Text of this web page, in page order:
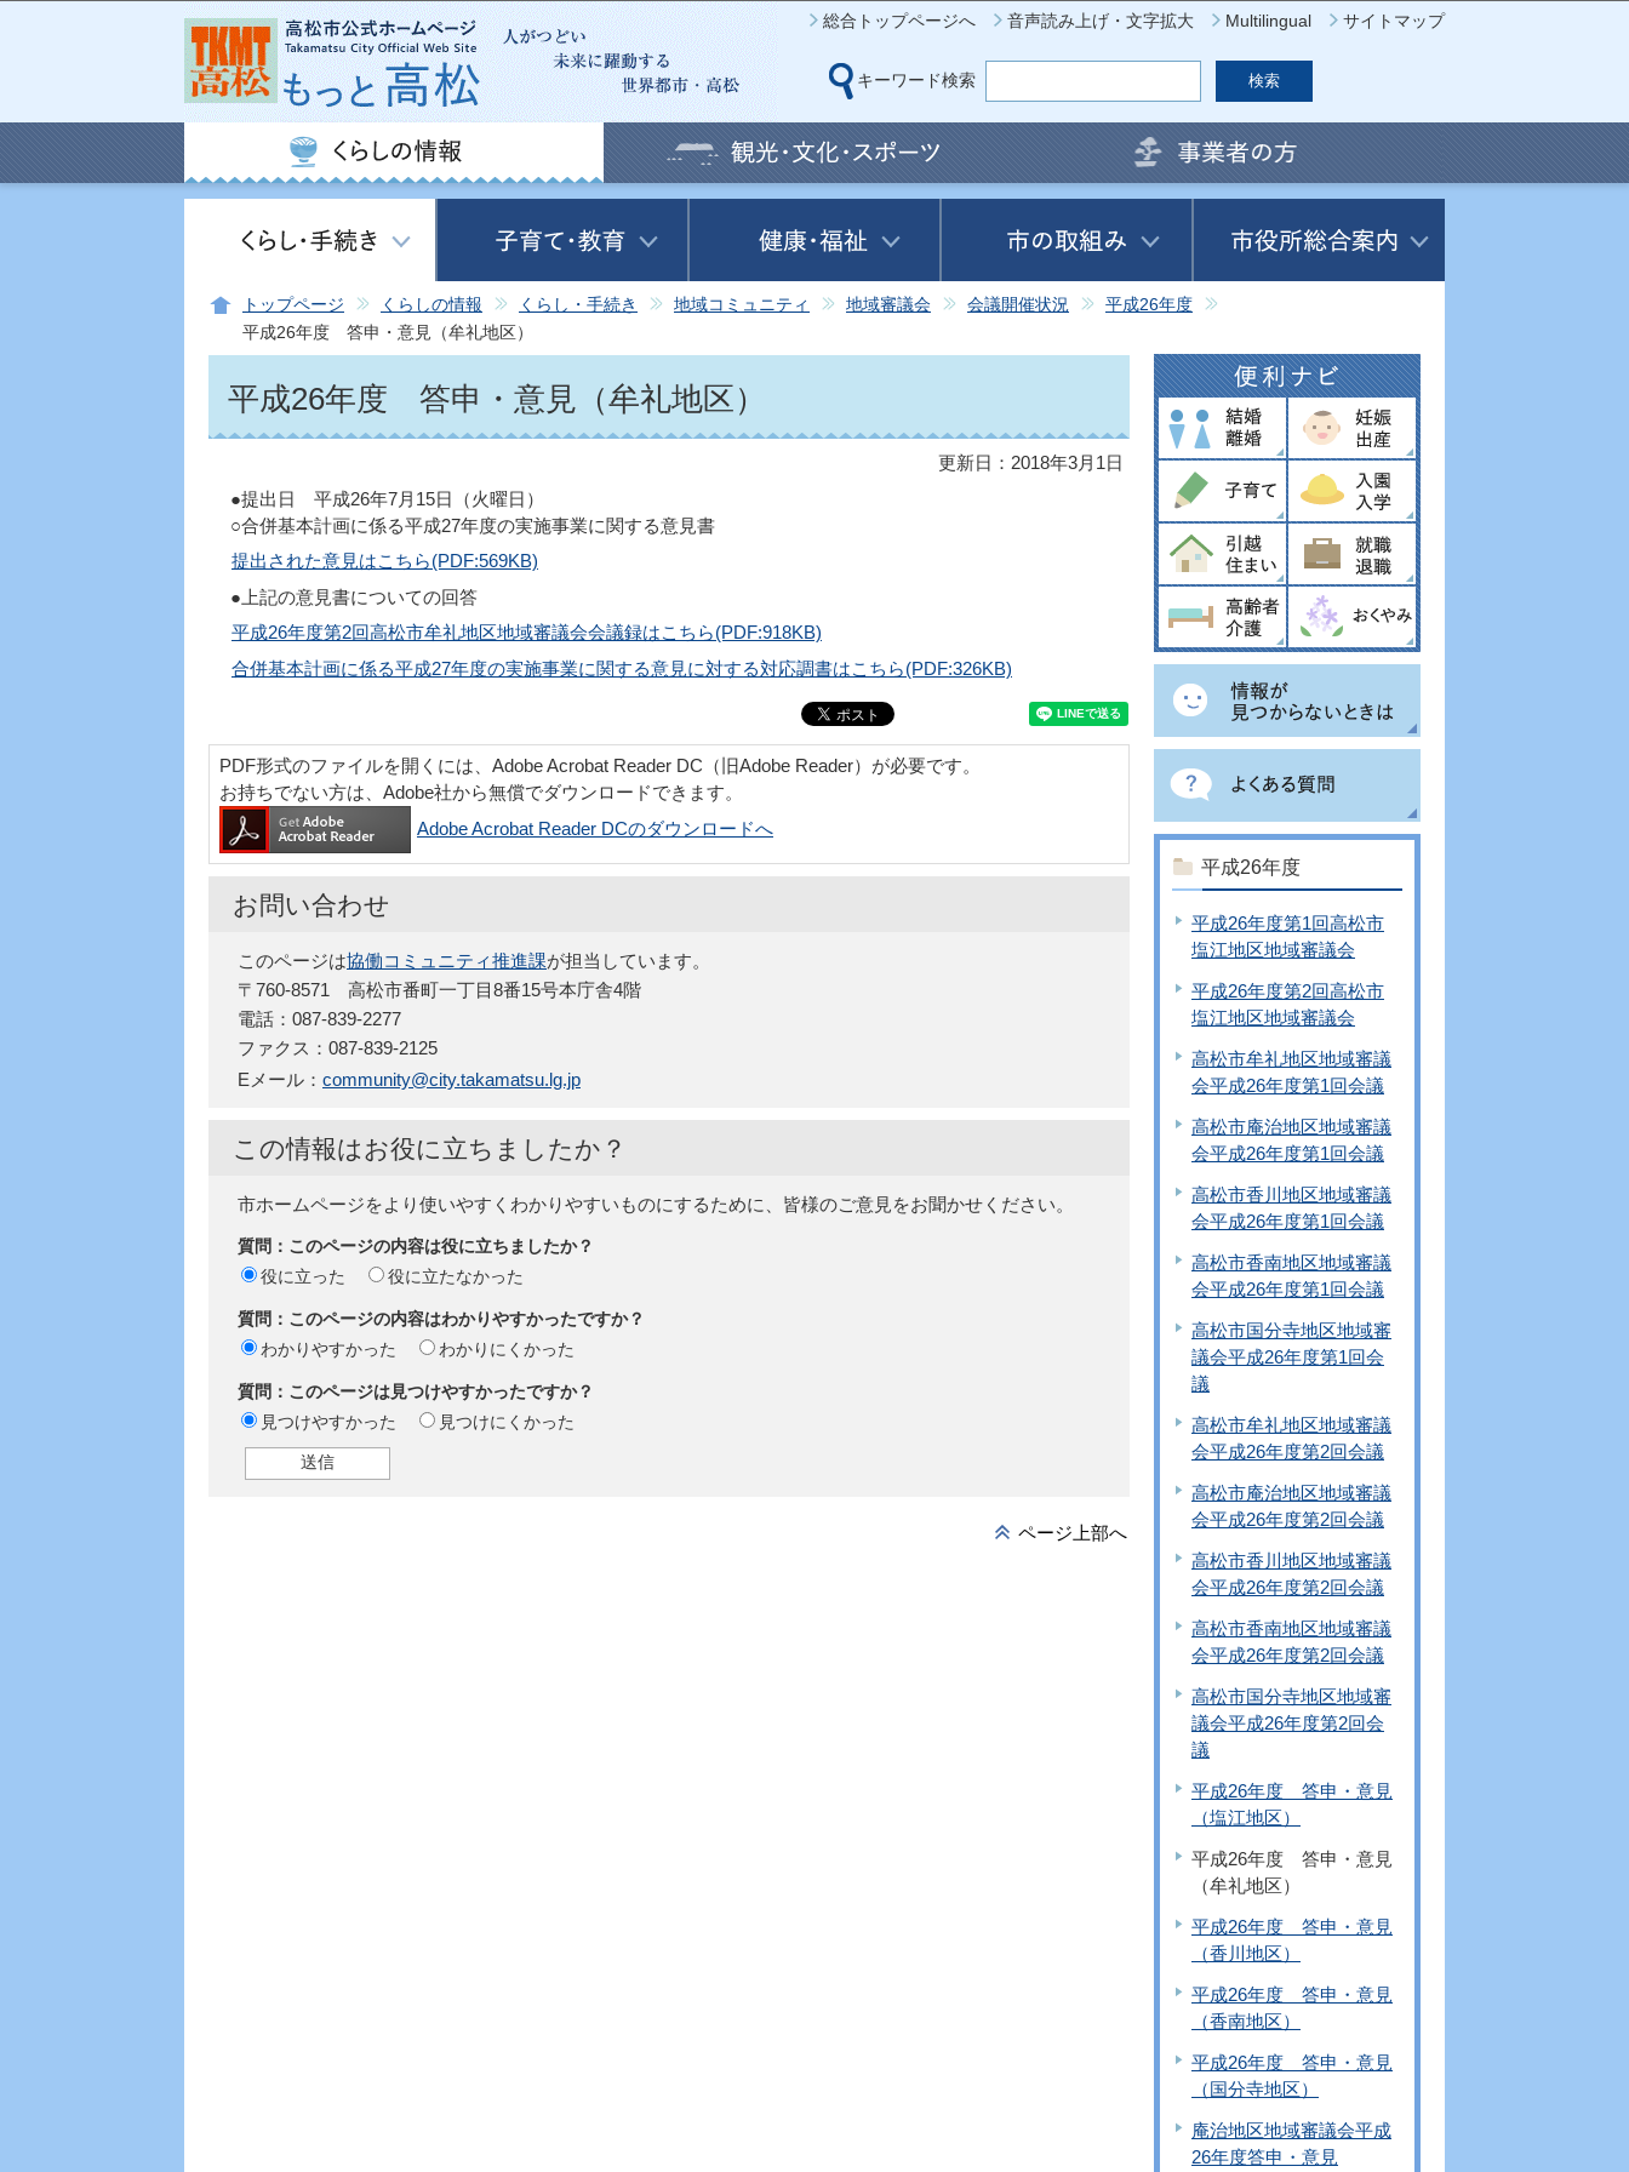
このページの本文へ移動
総合トップページへ 音声読み上げ・文字拡大 Multilingual サイトマップ
キーワード検索
トップページ くらしの情報 くらし・手続き 地域コミュニティ 地域審議会 会議開催状況
平成26年度
平成26年度 答申・意見（牟礼地区）
平成26年度 答申・意見（牟礼地区）
更新日：2018年3月1日
●提出日 平成26年7月15日（火曜日）
○合併基本計画に係る平成27年度の実施事業に関する意見書
提出された意見はこちら(PDF:569KB)
●上記の意見書についての回答
平成26年度第2回高松市牟礼地区地域審議会会議録はこちら(PDF:918KB)
合併基本計画に係る平成27年度の実施事業に関する意見に対する対応調書はこちら(PDF:326KB)
PDF形式のファイルを開くには、Adobe Acrobat Reader DC（旧Adobe Reader）が必要です。
お持ちでない方は、Adobe社から無償でダウンロードできます。
Adobe Acrobat Reader DCのダウンロードへ
お問い合わせ
このページは協働コミュニティ推進課が担当しています。
〒760-8571 高松市番町一丁目8番15号本庁舎4階
電話：087-839-2277
ファクス：087-839-2125
Eメール： community@city.takamatsu.lg.jp
この情報はお役に立ちましたか？
市ホームページをより使いやすくわかりやすいものにするために、皆様のご意見をお聞かせください。
質問：このページの内容は役に立ちましたか？
役に立った
役に立たなかった
質問：このページの内容はわかりやすかったですか？
わかりやすかった
わかりにくかった
質問：このページは見つけやすかったですか？
見つけやすかった
見つけにくかった
ページ上部へ
平成26年度
平成26年度第1回高松市
塩江地区地域審議会
平成26年度第2回高松市
塩江地区地域審議会
高松市牟礼地区地域審議
会平成26年度第1回会議
高松市庵治地区地域審議
会平成26年度第1回会議
高松市香川地区地域審議
会平成26年度第1回会議
高松市香南地区地域審議
会平成26年度第1回会議
高松市国分寺地区地域審
議会平成26年度第1回会
議
高松市牟礼地区地域審議
会平成26年度第2回会議
高松市庵治地区地域審議
会平成26年度第2回会議
高松市香川地区地域審議
会平成26年度第2回会議
高松市香南地区地域審議
会平成26年度第2回会議
高松市国分寺地区地域審
議会平成26年度第2回会
議
平成26年度 答申・意見
（塩江地区）
平成26年度 答申・意見
（牟礼地区）
平成26年度 答申・意見
（香川地区）
平成26年度 答申・意見
（香南地区）
平成26年度 答申・意見
（国分寺地区）
庵治地区地域審議会平成
26年度答申・意見